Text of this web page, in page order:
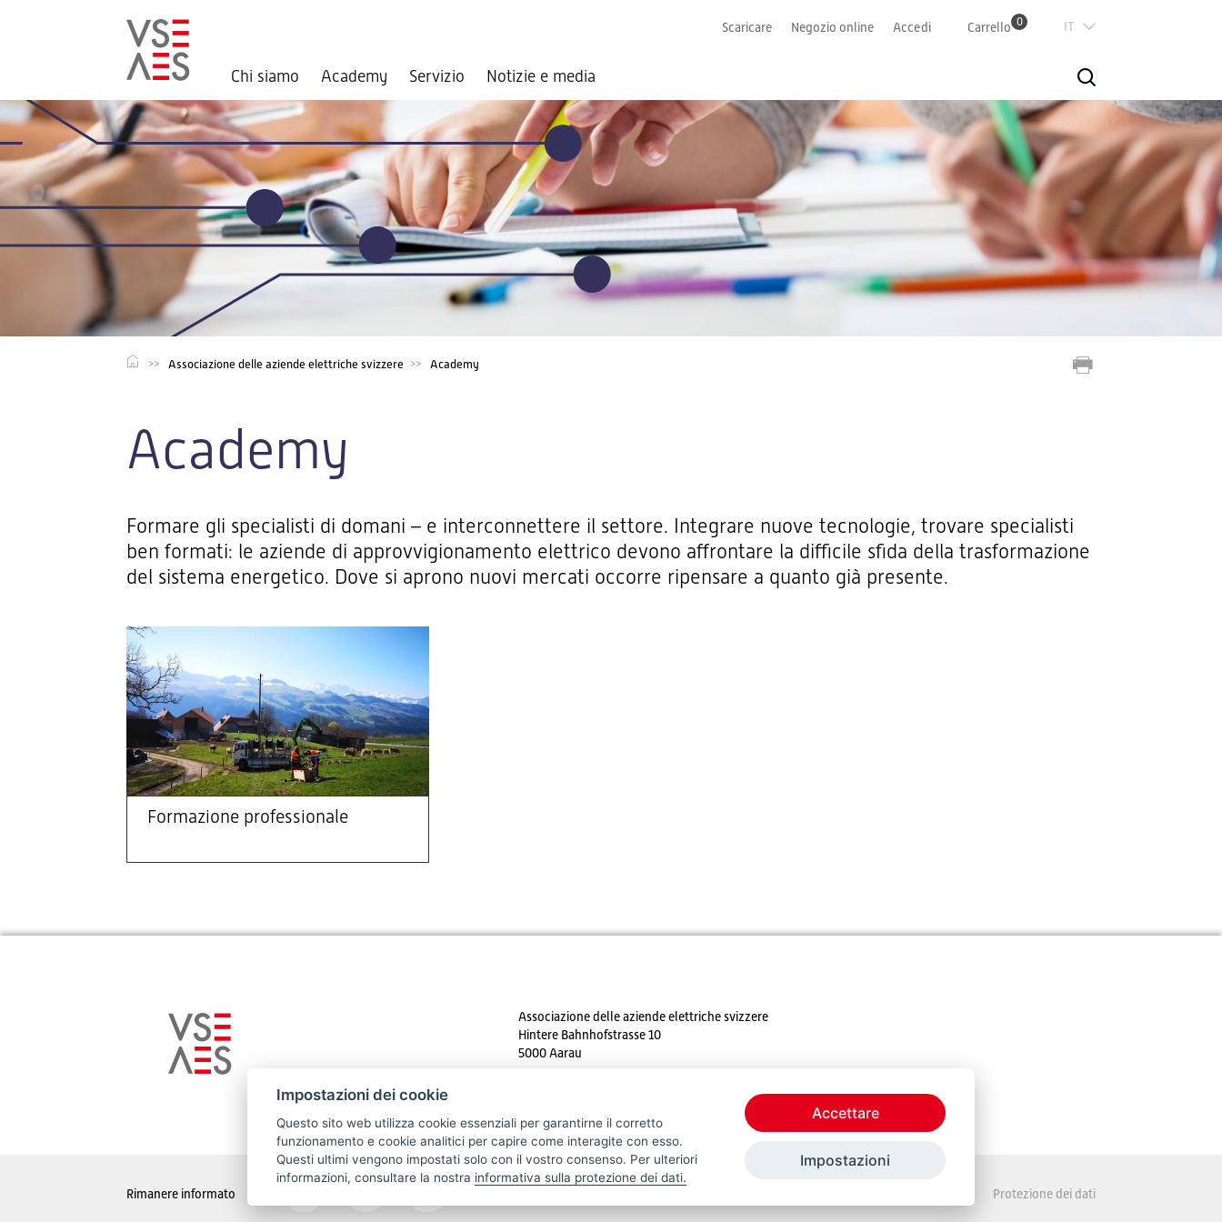
Salta
al
contenuto
principale
Chi siamo Academy Servizio Notizie e media
Scaricare Negozio online Accedi Carrello 0
Associazione delle aziende elettriche svizzere Academy
Academy
Formare gli specialisti di domani – e interconnettere il settore. Integrare nuove tecnologie, trovare specialisti
ben formati: le aziende di approvvigionamento elettrico devono affrontare la difficile sfida della trasformazione
del sistema energetico. Dove si aprono nuovi mercati occorre ripensare a quanto già presente.
Formazione professionale
Associazione delle aziende elettriche svizzere
Hintere Bahnhofstrasse 10
5000 Aarau
Rimanere informato Protezione dei dati
Impostazioni dei cookie
Questo sito web utilizza cookie essenziali per garantirne il corretto
funzionamento e cookie analitici per capire come interagite con esso.
Questi ultimi vengono impostati solo con il vostro consenso. Per ulteriori
informazioni, consultare la nostra informativa sulla protezione dei dati.
Accettare
Impostazioni